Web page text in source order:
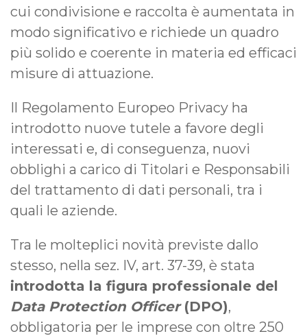
cui condivisione e raccolta è aumentata in
modo significativo e richiede un quadro
più solido e coerente in materia ed efficaci
misure di attuazione.
Il Regolamento Europeo Privacy ha
introdotto nuove tutele a favore degli
interessati e, di conseguenza, nuovi
obblighi a carico di Titolari e Responsabili
del trattamento di dati personali, tra i
quali le aziende.
Tra le molteplici novità previste dallo
stesso, nella sez. IV, art. 37-39, è stata
introdotta la figura professionale del
Data Protection Officer(DPO),
obbligatoria per le imprese con oltre 250